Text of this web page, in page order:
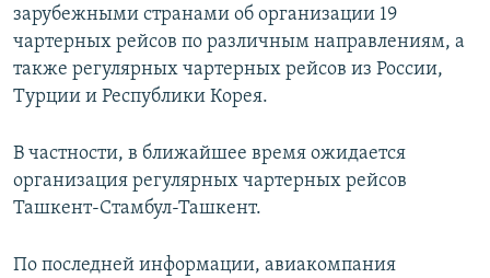
зарубежными странами об организации 19
чартерных рейсов по различным направлениям, а
также регулярных чартерных рейсов из России,
Турции и Республики Корея.
В частности, в ближайшее время ожидается
организация регулярных чартерных рейсов
Ташкент-Стамбул-Ташкент.
По последней информации, авиакомпания